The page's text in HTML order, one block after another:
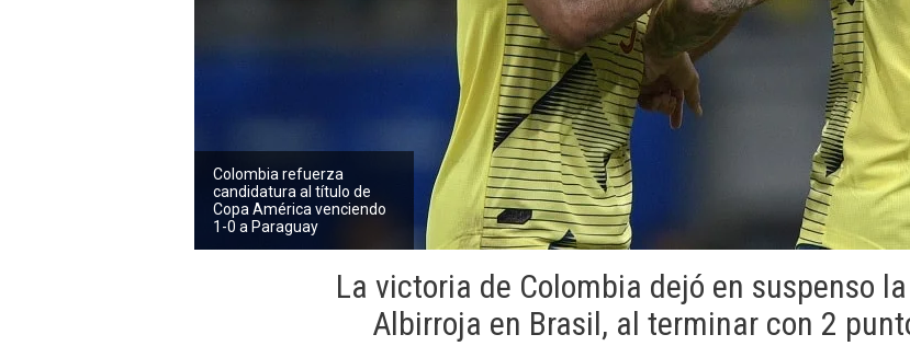
Colombia refuerza
candidatura al título de
Copa América venciendo
1-0 a Paraguay
La victoria de Colombia dejó en suspenso
Albirroja en Brasil, al terminar con 2